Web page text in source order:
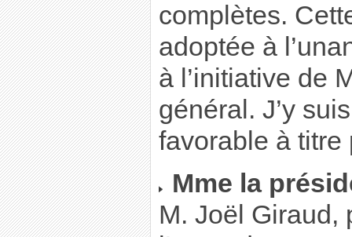
complètes.
adoptée à
à l’initiative de
général. J’y
favorable à titre
Mme la
M. Joël Giraud,